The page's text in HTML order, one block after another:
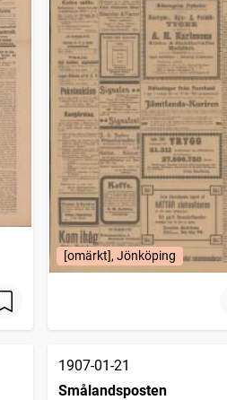
[omärkt], Jönköping
1907-01-21
Smålandsposten